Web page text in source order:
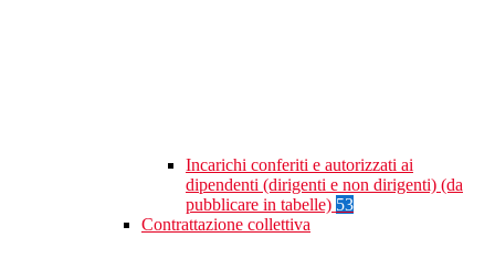
Incarichi conferiti e autorizzati ai
dipendenti (dirigenti e non dirigenti) (da
pubblicare in tabelle) 53
Contrattazione collettiva